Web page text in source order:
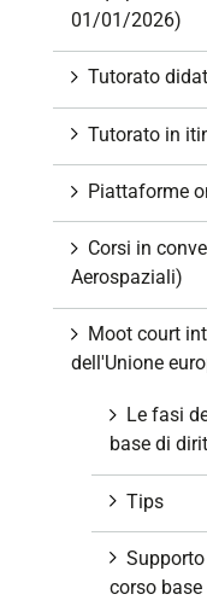
01/01/2026)
Tutorato
Tutorato in
Piattaforme
Corsi in
Aerospaziali)
Moot court
dell'Unione
Le fasi
base di
Tips
corso